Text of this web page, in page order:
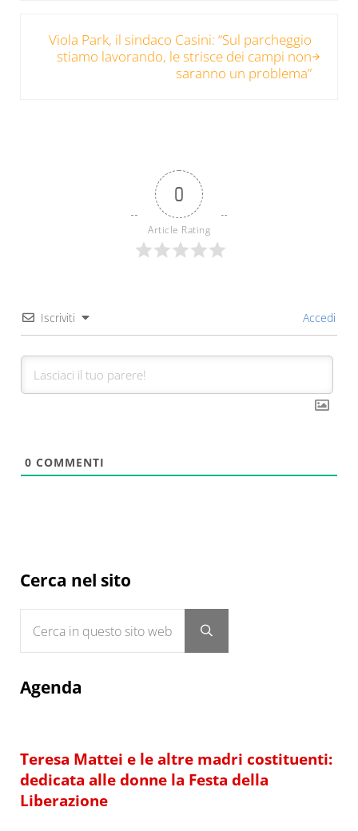
Viola Park, il sindaco Casini: “Sul parcheggio
stiamo lavorando, le strisce dei campi non
saranno un problema”
0
Article Rating
Iscriviti Accedi
0 COMMENTI
Sidebar
Cerca nel sito
Submit search
Agenda
Teresa Mattei e le altre madri costituenti:
dedicata alle donne la Festa della
Liberazione